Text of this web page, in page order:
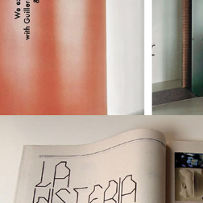
DXI Magazine showroom